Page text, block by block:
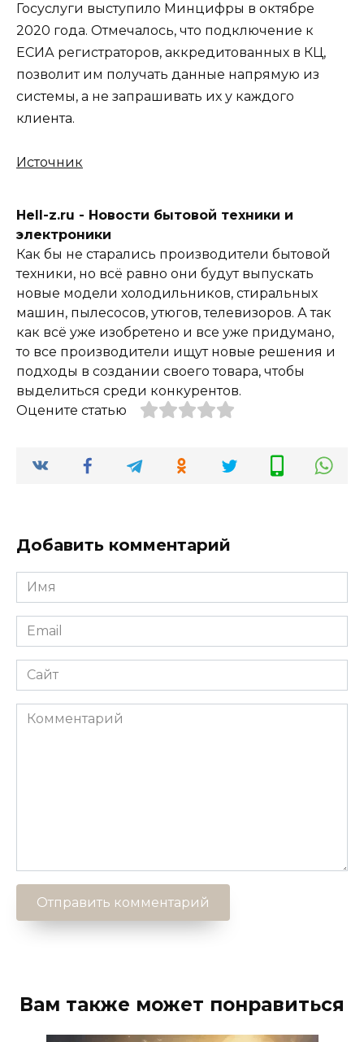
Госуслуги выступило Минцифры в октябре
2020 года. Отмечалось, что подключение к
ЕСИА регистраторов, аккредитованных в КЦ,
позволит им получать данные напрямую из
системы, а не запрашивать их у каждого
клиента.
Источник
Hell-z.ru - Новости бытовой техники и
электроники
Как бы не старались производители бытовой
техники, но всё равно они будут выпускать
новые модели холодильников, стиральных
машин, пылесосов, утюгов, телевизоров. А так
как всё уже изобретено и все уже придумано,
то все производители ищут новые решения и
подходы в создании своего товара, чтобы
выделиться среди конкурентов.
Оцените статью
Добавить комментарий
Имя
*
Email
*
Сайт
Комментарий
Вам также может понравиться